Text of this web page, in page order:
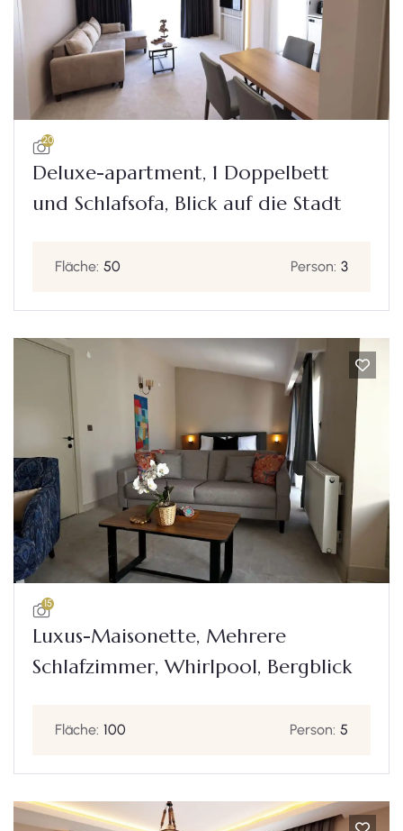
20
Deluxe-apartment, 1 Doppelbett
und Schlafsofa, Blick auf die Stadt
Fläche: 50 Person: 3
15
Luxus-Maisonette, Mehrere
Schlafzimmer, Whirlpool, Bergblick
Fläche: 100 Person: 5